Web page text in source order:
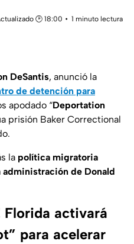
🕑 18:00
1 minuto lectura
DeSantis, anunció la
de detención para
apodado “Deportation
prisión Baker Correctional
la política migratoria
administración de Donald
Florida activará
para acelerar